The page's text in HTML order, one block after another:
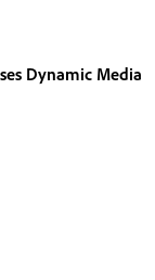
Dynamic Media